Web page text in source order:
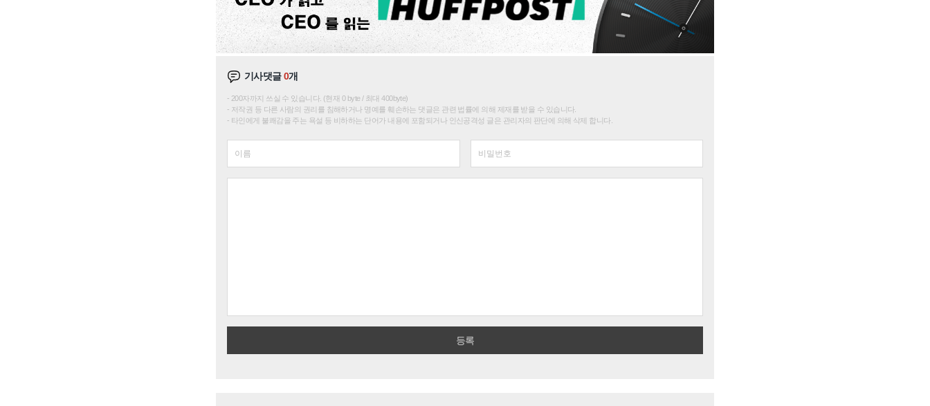
기사댓글0개
200자까지 쓰실 수 있습니다. (현재 0 byte / 최대 400byte)
저작권 등 다른 사람의 권리를 침해하거나 명예를 훼손하는 댓글은 관련 법률에 의해 제재를 받을 수 있습니다.
타인에게 불쾌감을 주는 욕설 등 비하하는 단어가 내용에 포함되거나 인신공격성 글은 관리자의 판단에 의해 삭제 합니다.